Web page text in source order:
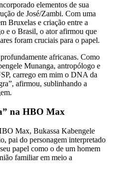
elementos de sua
de José/Zambi. Com uma
Bruxelas e criação entre a
e o Brasil, o ator afirmou que
foram cruciais para o papel.
africanas. Como
Munanga, antropólogo e
carrego em mim o DNA da
afirmou, sublinhando a
na HBO Max
Max, Bukassa Kabengele
pai do personagem interpretado
papel como o de um homem
familiar em meio a